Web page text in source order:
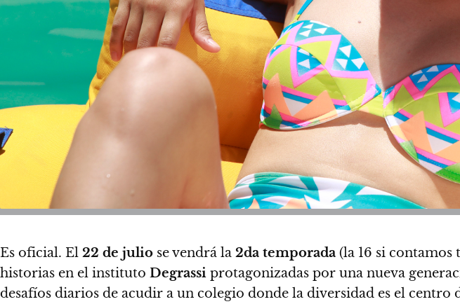
Es oficial. El 22 de julio se vendrá la 2da temporada (la 16 si contamos
historias en el instituto Degrassi protagonizadas por una nueva
desafíos diarios de acudir a un colegio donde la diversidad es el centro